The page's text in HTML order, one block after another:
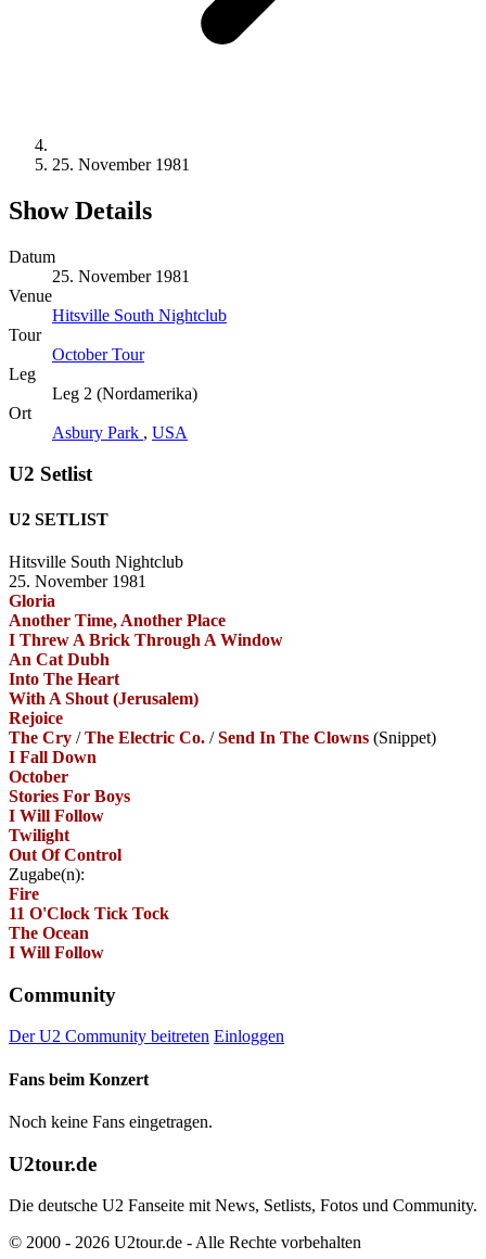
25. November 1981
Show Details
Datum
25. November 1981
Venue
Hitsville South Nightclub
Tour
October Tour
Leg
Leg 2 (Nordamerika)
Ort
Asbury Park , USA
U2 Setlist
U2 SETLIST
Hitsville South Nightclub
25. November 1981
Gloria
Another Time, Another Place
I Threw A Brick Through A Window
An Cat Dubh
Into The Heart
With A Shout (Jerusalem)
Rejoice
The Cry /The Electric Co. /Send In The Clowns (Snippet)
I Fall Down
October
Stories For Boys
I Will Follow
Twilight
Out Of Control
Zugabe(n):
Fire
11 O'Clock Tick Tock
The Ocean
I Will Follow
Community
Der U2 Community beitreten Einloggen
Fans beim Konzert
Noch keine Fans eingetragen.
U2tour.de
Die deutsche U2 Fanseite mit News, Setlists, Fotos und Community.
© 2000 - 2026 U2tour.de - Alle Rechte vorbehalten